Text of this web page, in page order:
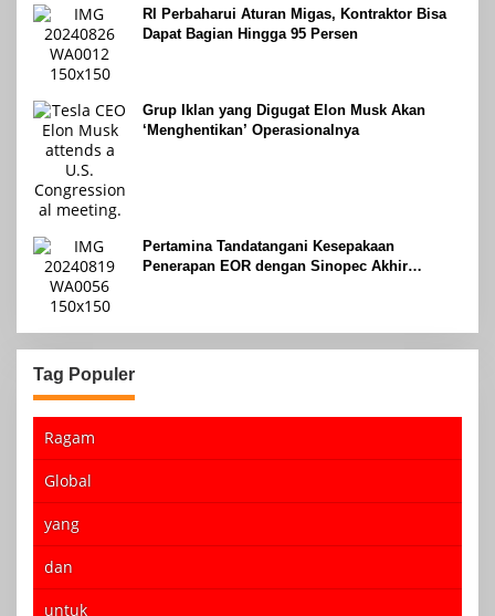
RI Perbaharui Aturan Migas, Kontraktor Bisa
Dapat Bagian Hingga 95 Persen
Grup Iklan yang Digugat Elon Musk Akan
‘Menghentikan’ Operasionalnya
Pertamina Tandatangani Kesepakaan
Penerapan EOR dengan Sinopec Akhir
Tag Populer
Ragam
Global
yang
dan
untuk